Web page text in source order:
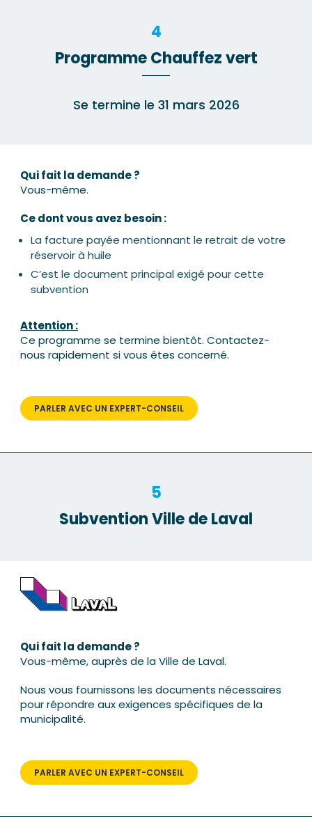
4
Programme Chauffez vert
Se termine le 31 mars 2026
Qui fait la demande ?
Vous-même.
Ce dont vous avez besoin :
La facture payée mentionnant le retrait de votre
réservoir à huile
C’est le document principal exigé pour cette
subvention
Attention :
Ce programme se termine bientôt. Contactez-
nous rapidement si vous êtes concerné.
PARLER AVEC UN EXPERT-CONSEIL
5
Subvention Ville de Laval
Qui fait la demande ?
Vous-même, auprès de la Ville de Laval.
Nous vous fournissons les documents nécessaires
pour répondre aux exigences spécifiques de la
municipalité.
PARLER AVEC UN EXPERT-CONSEIL